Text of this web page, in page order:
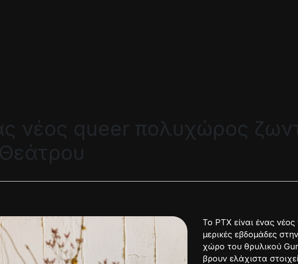
νέος queer πολυχώρος
Το PTX είναι ένας
μερικές εβδομάδες
χώρο του θρυλικού
βρουν ελάχιστα